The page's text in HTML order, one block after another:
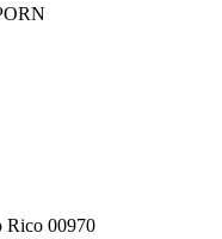
Rico 00970